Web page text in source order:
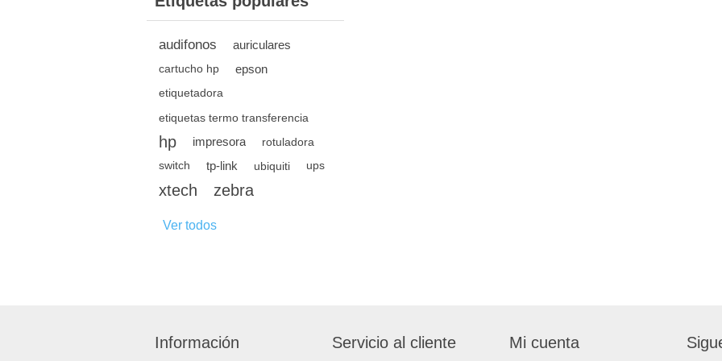
audifonos auriculares
cartucho hp epson
etiquetadora
etiquetas termo transferencia
hp impresora rotuladora
switch tp-link ubiquiti ups
xtech zebra
Ver todos
Información Servicio al cliente Mi cuenta